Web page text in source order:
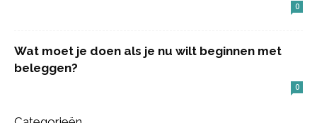
0
Wat moet je doen als je nu wilt beginnen met
beleggen?
0